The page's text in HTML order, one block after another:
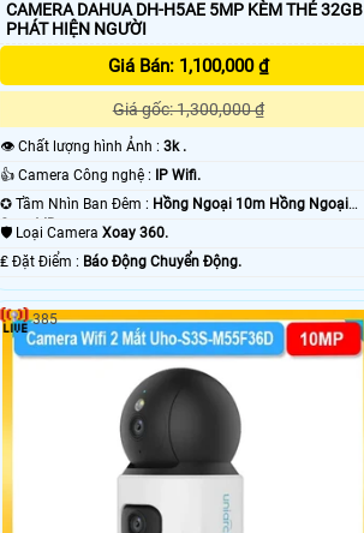
CAMERA DAHUA DH-H5AE 5MP KÈM THẺ 32GB
PHÁT HIỆN NGƯỜI
Giá Bán: 1,100,000 ₫
Giá gốc: 1,300,000 ₫
👁 Chất lượng hình Ảnh :3k .
👍 Camera Công nghệ : IP Wifi.
✪ Tầm Nhìn Ban Đêm : Hồng Ngoại 10m Hồng Ngoại
Smart IR.
🛡 Loại CameraXoay 360.
️₤ Đặt Điểm : Báo Động Chuyển Động.
385